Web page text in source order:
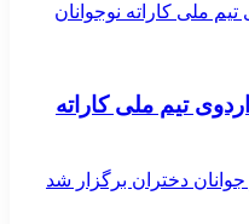
ملی کاراته نوجوانان
تیم ملی کاراته
جوانان دختران برگزار شد